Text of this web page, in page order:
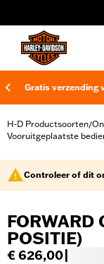
Gratis verzending
H-D Productsoorten/
Vooruitgeplaatste
Controleer of dit
FORWARD
POSITIE)
€ 626,00